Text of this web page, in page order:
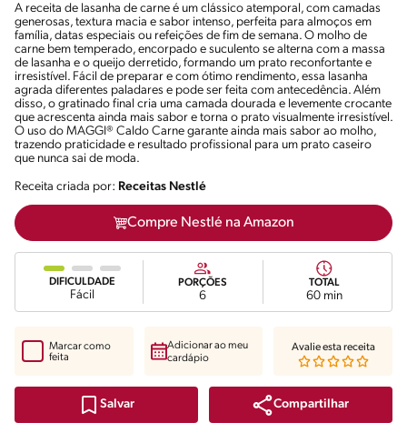
A receita de lasanha de carne é um clássico atemporal, com camadas
generosas, textura macia e sabor intenso, perfeita para almoços em
família, datas especiais ou refeições de fim de semana. O molho de
carne bem temperado, encorpado e suculento se alterna com a massa
de lasanha e o queijo derretido, formando um prato reconfortante e
irresistível. Fácil de preparar e com ótimo rendimento, essa lasanha
agrada diferentes paladares e pode ser feita com antecedência. Além
disso, o gratinado final cria uma camada dourada e levemente crocante
que acrescenta ainda mais sabor e torna o prato visualmente irresistível.
O uso do MAGGI® Caldo Carne garante ainda mais sabor ao molho,
trazendo praticidade e resultado profissional para um prato caseiro
que nunca sai de moda.
Receita criada por: Receitas Nestlé
Compre Nestlé na Amazon
DIFICULDADE
Fácil
PORÇÕES
6
TOTAL
60 min
Salvar Compartilhar
Marcar como
feita
Adicionar ao meu
cardápio
Avalie esta receita